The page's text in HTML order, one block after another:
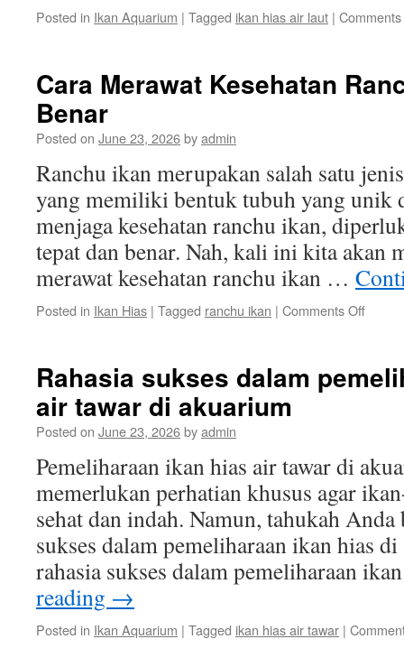
Posted in Ikan Aquarium | Tagged ikan hias air laut |
Cara Merawat Kesehatan
Benar
Posted on June 23, 2026byadmin
Ranchu ikan merupakan salah satu
yang memiliki bentuk tubuh yang unik
menjaga kesehatan ranchu ikan,
tepat dan benar. Nah, kali ini kita akan
merawat kesehatan ranchu ikan …
Posted in Ikan Hias | Tagged ranchu ikan | Comments Offon
Rahasia sukses dalam
air tawar di akuarium
Posted on June 23, 2026byadmin
Pemeliharaan ikan hias air tawar di
memerlukan perhatian khusus agar
sehat dan indah. Namun, tahukah Anda
sukses dalam pemeliharaan ikan hias
rahasia sukses dalam pemeliharaan
reading →
Posted in Ikan Aquarium | Tagged ikan hias air tawar |